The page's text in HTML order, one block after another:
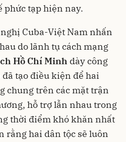
phức tạp hiện nay.
Cuba-Việt Nam nhấn
do lãnh tụ cách mạng
Hồ Chí Minh dày công
tạo điều kiện để hai
chung trên các mặt trận
hỗ trợ lẫn nhau trong
thời điểm khó khăn nhất
rằng hai dân tộc sẽ luôn